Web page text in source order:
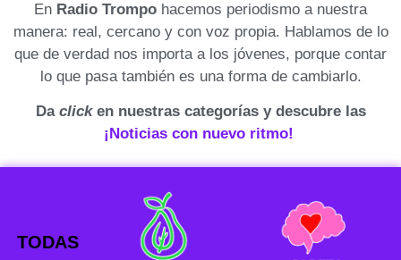
En Radio Trompo hacemos periodismo a nuestra
manera: real, cercano y con voz propia. Hablamos de lo
que de verdad nos importa a los jóvenes, porque contar
lo que pasa también es una forma de cambiarlo.
Da clicken nuestras categorías y descubre las
¡Noticias con nuevo ritmo!
TODAS